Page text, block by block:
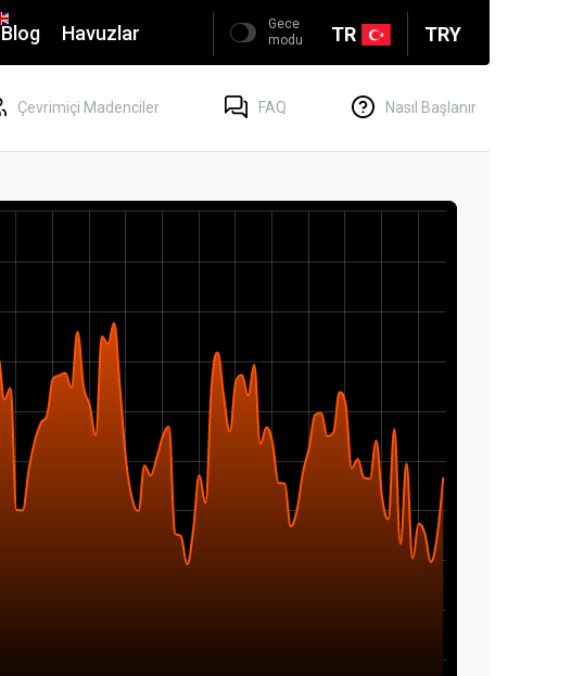
TR TRY
Blog Havuzlar
Gece
modu
Çevrimiçi Madenciler FAQ Nasıl Başlanır